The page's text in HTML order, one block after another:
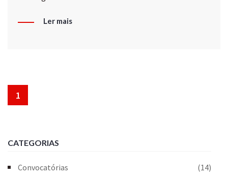
Ler mais
1
CATEGORIAS
Convocatórias
(14)